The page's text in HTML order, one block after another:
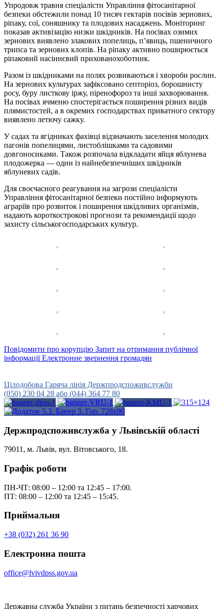
Упродовж травня спеціалісти Управління фітосанітарної
безпеки обстежили понад 10 тисяч гектарів посівів зернових,
ріпаку, сої, соняшнику та плодових насаджень. Моніторинг
показав активізацію низки шкідників. На посівах озимих
зернових виявлено злакових попелиць, п’явиць, пшеничного
трипса та зернових клопів. На ріпаку активно поширюється
ріпаковий насіннєвий прихованохоботник.
Разом із шкідниками на полях розвиваються і хвороби рослин.
На зернових культурах зафіксовано септоріоз, борошнисту
росу, буру листкову іржу, піренофороз та інші захворювання.
На посівах ячменю спостерігається поширення різних видів
плямистостей, а в окремих господарствах приватного сектору
виявлено летючу сажку.
У садах та ягідниках фахівці відзначають заселення молодих
пагонів попелицями, листоблішками та садовими
довгоносиками. Також розпочала відкладати яйця яблунева
плодожерка — один із найнебезпечніших шкідників
яблуневих садів.
Для своєчасного реагування на загрози спеціалісти
Управління фітосанітарної безпеки постійно інформують
аграріїв про розвиток і поширення шкідливих організмів,
надають короткострокові прогнози та рекомендації щодо
захисту сільськогосподарських культур.
Повідомити про корупцію Запит на отримання публічної
інформаціїЕлектронне звернення громадян
Цілодобова Гаряча лінія Держпродспоживслужби
(050) 230 04 28 або (044) 364 77 80
Держпродспоживслужба у Львівській області
79011, м. Львів, вул. Вітовського, 18.
Графік роботи
ПН-ЧТ: 08:00 – 12:00 та 12:45 – 17:00.
ПТ: 08:00 – 12:00 та 12:45 – 15:45.
Приймальня
+38 (032) 261 36 90
Електронна пошта
office@lvivdpss.gov.ua
Державна служба України з питань безпечності харчових